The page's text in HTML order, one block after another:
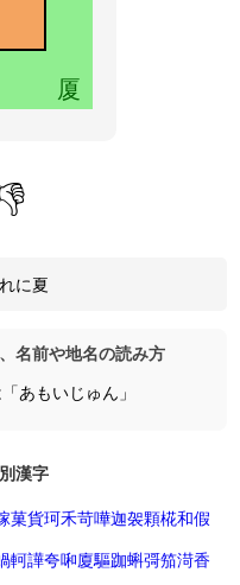
厦
に夏
名前や地名の読み方
あもいじゅん」
漢字
菓貨珂禾苛嘩迦袈顆椛和假
軻譁夸啝廈驅跏蝌彁笳渮香